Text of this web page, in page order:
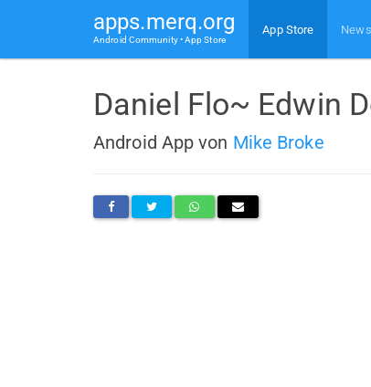
apps.merq.org
Android Community • App Store
App Store News
Daniel Flo~ Edwin
Android App von Mike Broke